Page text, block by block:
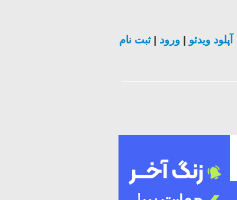
آپلود ویدئو ورود |ثبت نام